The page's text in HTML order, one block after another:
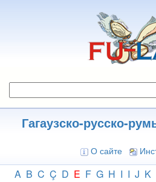
Гагаузско-русско-
О сайте
A B C Ç D E F G H I I J K